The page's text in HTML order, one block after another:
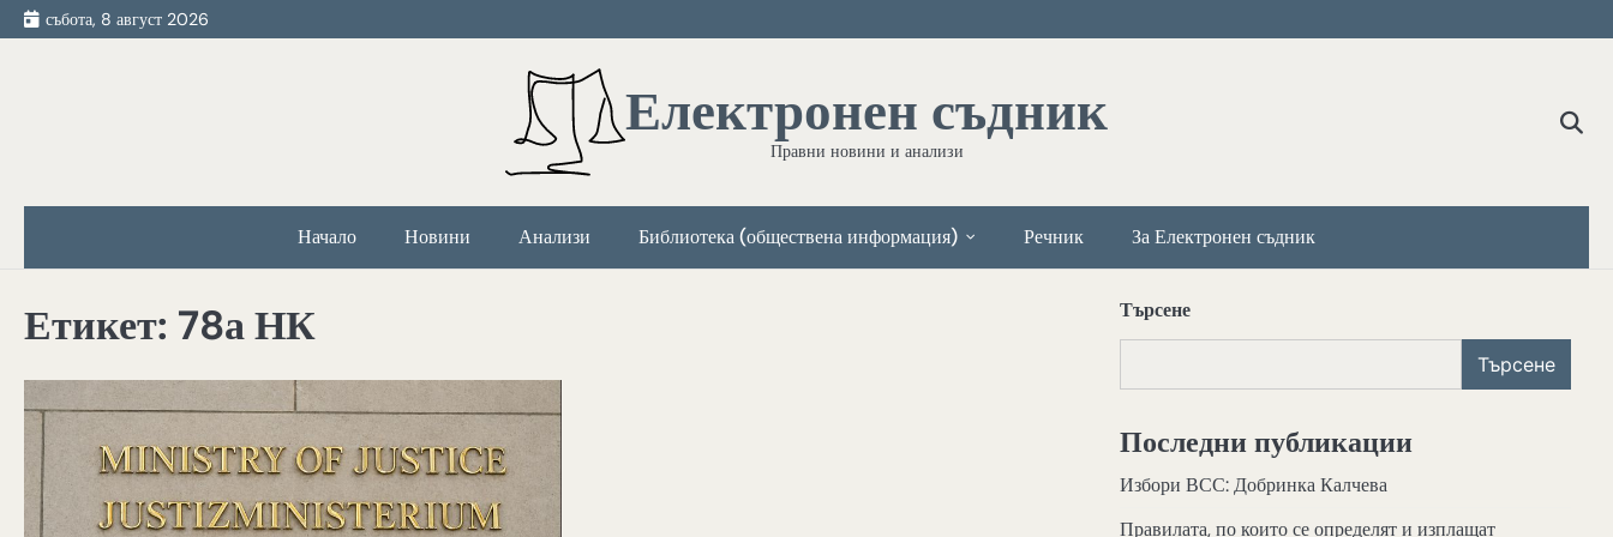
Skip
to
събота, 8 август 2026
Електронен съдник
Правни новини и анализи
Начало Новини Анализи Библиотека (обществена информация) Речник За Електронен съдник
Етикет: 78а НК Търсене
Търсене
Последни публикации
Избори ВСС: Добринка Калчева
Правилата, по които се определят и изплащат